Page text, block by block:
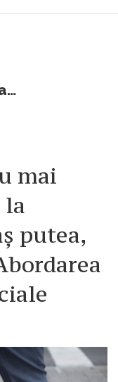
Decebal Leonard Marin
mai
la
putea,